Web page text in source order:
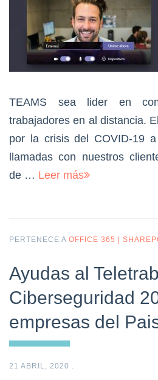
TEAMS sea lider en
trabajadores en al distancia.
por la crisis del COVID-19
llamadas con nuestros
de … Leer más
PERTENECE A OFFICE 365 |
Ayudas al
Ciberseguridad
empresas del
21 ABRIL, 2020 .